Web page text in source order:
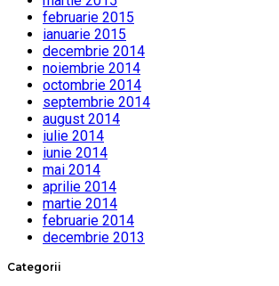
februarie 2015
ianuarie 2015
decembrie 2014
noiembrie 2014
octombrie 2014
septembrie 2014
august 2014
iulie 2014
iunie 2014
mai 2014
aprilie 2014
martie 2014
februarie 2014
decembrie 2013
Categorii